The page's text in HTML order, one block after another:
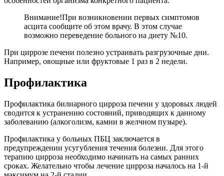
Внимание!При возникновении первых симптомов
асцита сообщите об этом врачу. В этом случае
возможно переведение больного на диету №10.
При циррозе печени полезно устраивать разгрузочные дни.
Например, овощные или фруктовые 1 раз в 2 недели.
Профилактика
Профилактика билиарного цирроза печени у здоровых людей
сводится к устранению состояний, приводящих к данному
заболеванию (алкоголизм, камни в желчном пузыре).
Профилактика у больных ПБЦ заключается в
предупреждении усугубления течения болезни. Для этого
терапию цирроза необходимо начинать на самых ранних
сроках. Желательно чтобы лечение цирроза началось на 1-й